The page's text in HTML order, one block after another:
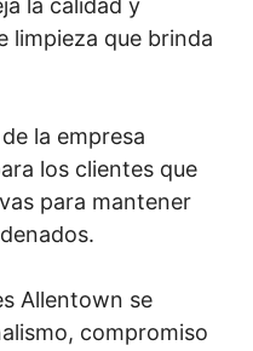
la calidad y
limpieza que brinda
la empresa
los clientes que
para mantener
Allentown se
compromiso